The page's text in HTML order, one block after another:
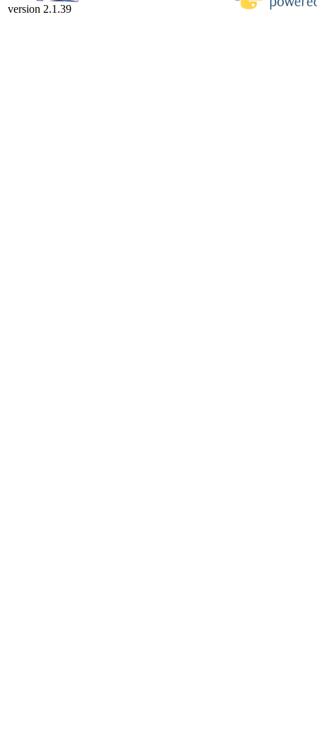
version 2.1.39